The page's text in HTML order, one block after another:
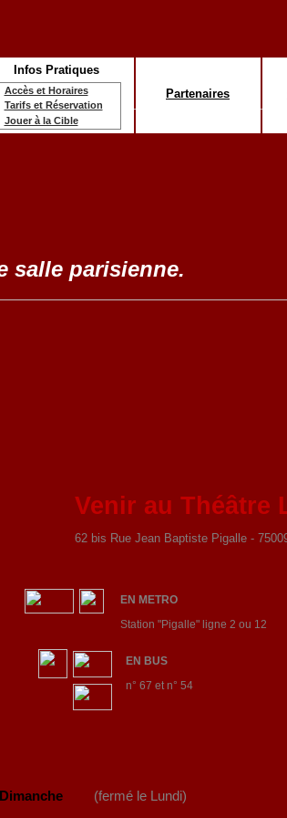
Venir au Théâtre
62 bis Rue Jean Baptiste Pigalle -
EN METRO
Station "Pigalle" ligne 2 ou 12
EN BUS
n° 67 et n° 54
salle parisienne.
Infos Pratiques
Accès et Horaires
Tarifs et Réservation
Jouer à la Cible
Partenaires
(fermé le Lundi)